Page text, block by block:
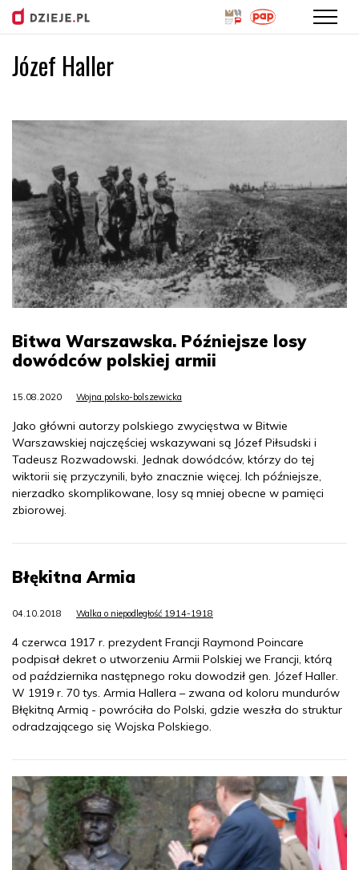
Józef Haller
Bitwa Warszawska. Późniejsze losy
dowódców polskiej armii
15.08.2020 Wojna polsko-bolszewicka
Jako główni autorzy polskiego zwycięstwa w Bitwie
Warszawskiej najczęściej wskazywani są Józef Piłsudski i
Tadeusz Rozwadowski. Jednak dowódców, którzy do tej
wiktorii się przyczynili, było znacznie więcej. Ich późniejsze,
nierzadko skomplikowane, losy są mniej obecne w pamięci
zbiorowej.
Błękitna Armia
04.10.2018 Walka o niepodległość 1914-1918
4 czerwca 1917 r. prezydent Francji Raymond Poincare
podpisał dekret o utworzeniu Armii Polskiej we Francji, którą
od października następnego roku dowodził gen. Józef Haller.
W 1919 r. 70 tys. Armia Hallera – zwana od koloru mundurów
Błękitną Armią - powróciła do Polski, gdzie weszła do struktur
odradzającego się Wojska Polskiego.